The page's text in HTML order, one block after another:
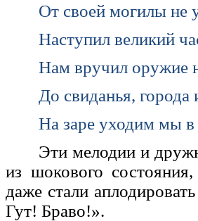
От своей могилы не
Наступил великий
Нам вручил оружие
До свиданья, города
На заре уходим мы в
Эти мелодии и
из шокового
даже стали
Гут! Браво!».